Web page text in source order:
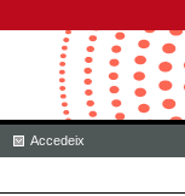
Accedeix